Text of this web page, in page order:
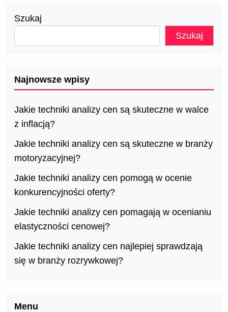
Szukaj
Szukaj
Najnowsze wpisy
Jakie techniki analizy cen są skuteczne w walce
z inflacją?
Jakie techniki analizy cen są skuteczne w branży
motoryzacyjnej?
Jakie techniki analizy cen pomogą w ocenie
konkurencyjności oferty?
Jakie techniki analizy cen pomagają w ocenianiu
elastyczności cenowej?
Jakie techniki analizy cen najlepiej sprawdzają
się w branży rozrywkowej?
Menu